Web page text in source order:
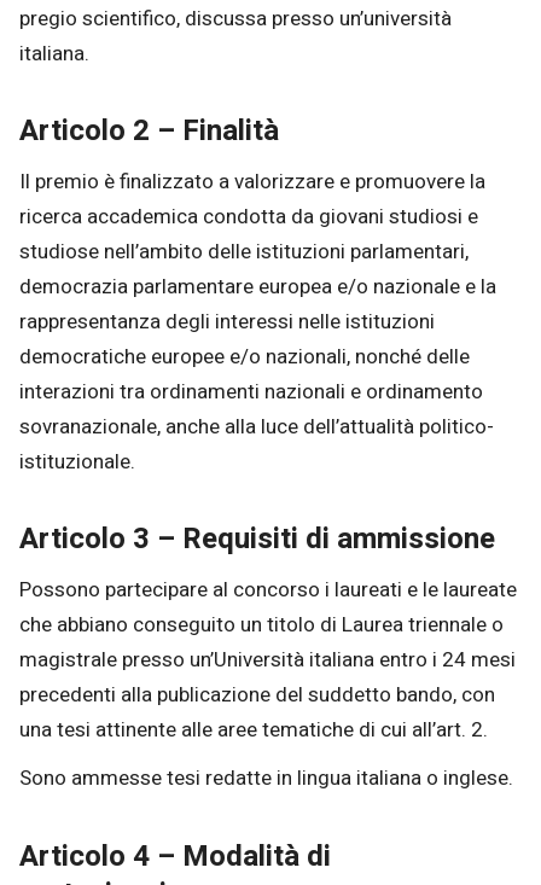
pregio scientifico, discussa presso un’università
italiana.
Articolo 2 – Finalità
Il premio è finalizzato a valorizzare e promuovere la
ricerca accademica condotta da giovani studiosi e
studiose nell’ambito delle istituzioni parlamentari,
democrazia parlamentare europea e/o nazionale e la
rappresentanza degli interessi nelle istituzioni
democratiche europee e/o nazionali, nonché delle
interazioni tra ordinamenti nazionali e ordinamento
sovranazionale, anche alla luce dell’attualità politico-
istituzionale.
Articolo 3 – Requisiti di ammissione
Possono partecipare al concorso i laureati e le laureate
che abbiano conseguito un titolo di Laurea triennale o
magistrale presso un’Università italiana entro i 24 mesi
precedenti alla publicazione del suddetto bando, con
una tesi attinente alle aree tematiche di cui all’art. 2.
Sono ammesse tesi redatte in lingua italiana o inglese.
Articolo 4 – Modalità di